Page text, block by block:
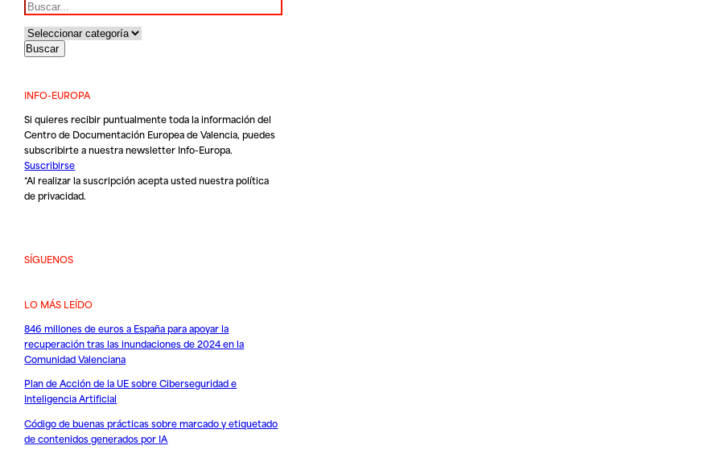
INFO-EUROPA
Si quieres recibir puntualmente toda la información del
Centro de Documentación Europea de Valencia, puedes
subscribirte a nuestra newsletter Info-Europa.
Suscribirse
*Al realizar la suscripción acepta usted nuestrapolítica
de privacidad.
SÍGUENOS
LO MÁS LEÍDO
846 millones de euros a España para apoyar la
recuperación tras las inundaciones de 2024 en la
Comunidad Valenciana
Plan de Acción de la UE sobre Ciberseguridad e
Inteligencia Artificial
Código de buenas prácticas sobre marcado y etiquetado
de contenidos generados por IA